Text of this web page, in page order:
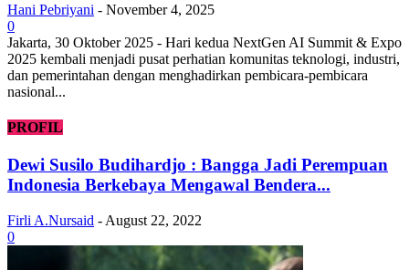
Hani Pebriyani - November 4, 2025
0
Jakarta, 30 Oktober 2025 - Hari kedua NextGen AI Summit & Expo
2025 kembali menjadi pusat perhatian komunitas teknologi, industri,
dan pemerintahan dengan menghadirkan pembicara-pembicara
nasional...
PROFIL
Dewi Susilo Budihardjo : Bangga Jadi Perempuan
Indonesia Berkebaya Mengawal Bendera...
Firli A.Nursaid - August 22, 2022
0